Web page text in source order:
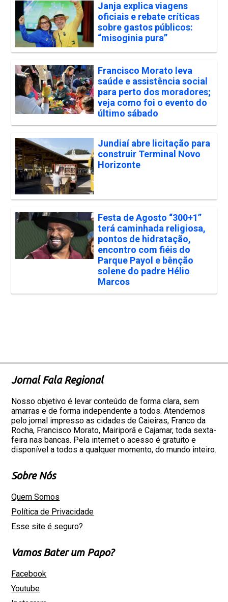
Janja explica viagens
oficiais e rebate críticas
sobre gastos públicos:
“misoginia pura”
Francisco Morato leva
saúde e assistência social
para perto dos moradores;
veja como foi o evento do
último sábado
Jundiaí abre licitação para
construir Terminal Novo
Horizonte
Festa de Agosto “300+1”
terá caminhada religiosa,
pontos de hidratação,
encontro com fiéis do
Parque Payol e bênção
solene do padre Hélio
Marcos
Jornal Fala Regional
Nosso objetivo é levar conteúdo de forma clara, sem
amarras e de forma independente a todos. Atendemos
pelo jornal impresso as cidades de Caieiras, Franco da
Rocha, Francisco Morato, Mairiporã e Cajamar, toda sexta-
feira nas bancas. Pela internet o acesso é gratuito e
disponível a todos a qualquer momento, do mundo inteiro.
Sobre Nós
Quem Somos
Política de Privacidade
Esse site é seguro?
Vamos Bater um Papo?
Facebook
Youtube